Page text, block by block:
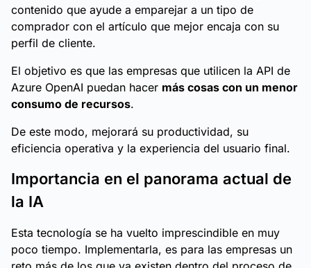
contenido que ayude a emparejar a un tipo de
comprador con el artículo que mejor encaja con su
perfil de cliente.
El objetivo es que las empresas que utilicen la API de
Azure OpenAI puedan hacer más cosas con un menor
consumo de recursos.
De este modo, mejorará su productividad, su
eficiencia operativa y la experiencia del usuario final.
Importancia en el panorama actual de
la IA
Esta tecnología se ha vuelto imprescindible en muy
poco tiempo. Implementarla, es para las empresas un